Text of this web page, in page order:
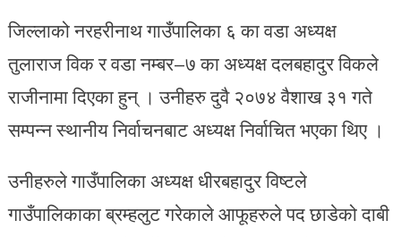
जिल्लाको नरहरीनाथ गाउँपालिका ६ का वडा अध्यक्ष
तुलाराज विक र वडा नम्बर–७ का अध्यक्ष दलबहादुर विकले
राजीनामा दिएका हुन् । उनीहरु दुवै २०७४ वैशाख ३१ गते
सम्पन्न स्थानीय निर्वाचनबाट अध्यक्ष निर्वाचित भएका थिए ।
उनीहरुले गाउँपालिका अध्यक्ष धीरबहादुर विष्टले
गाउँपालिकाका ब्रम्हलुट गरेकाले आफूहरुले पद छाडेको दाबी